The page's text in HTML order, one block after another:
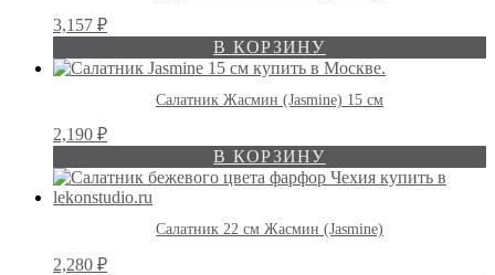
3,157 ₽
В КОРЗИНУ
Салатник Жасмин (Jasmine) 15 см
2,190 ₽
В КОРЗИНУ
Салатник 22 см Жасмин (Jasmine)
2,280 ₽